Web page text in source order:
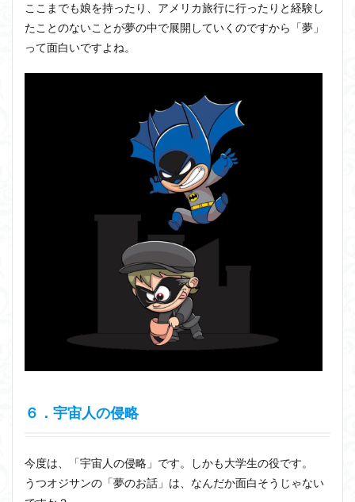
ここまでも娘を持ったり、アメリカ旅行に行ったりと経験し
たことのないことが夢の中で展開していくのですから「夢」
って面白いですよね。
６．宇宙人の侵略
今度は、「宇宙人の侵略」です。しかも大学生の役です。
うつオジサンの「夢のお話」は、なんだか面白そうじゃない